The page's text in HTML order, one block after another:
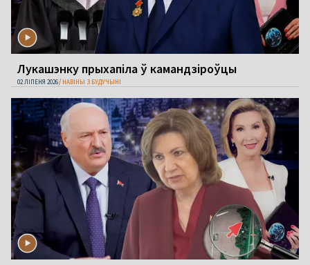
Лукашэнку прыхапіла ў камандзіроўцы
02 ЛІПЕНЯ 2026 НАВІНЫ З БУДУЧЫНІ